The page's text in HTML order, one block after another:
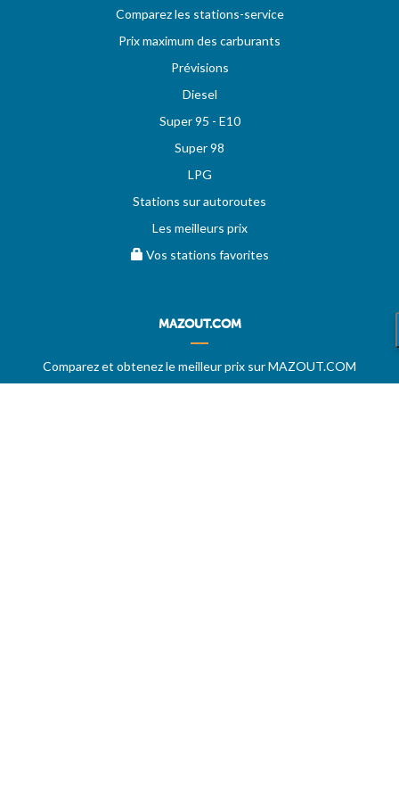
Comparez les stations-service
Prix maximum des carburants
Prévisions
Diesel
Super 95 - E10
Super 98
LPG
Stations sur autoroutes
Les meilleurs prix
Vos stations favorites
MAZOUT.COM
Comparez et obtenez le meilleur prix sur MAZOUT.COM